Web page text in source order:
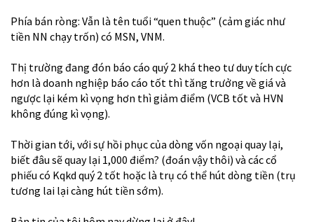
Phía bán ròng: Vẫn là tên tuổi “quen thuộc” (cảm giác như
tiền NN chạy trốn) có MSN, VNM.
Thị trường đang đón báo cáo quý 2 khá theo tư duy tích cực
hơn là doanh nghiệp báo cáo tốt thì tăng trưởng về giá và
ngược lại kém kì vọng hơn thì giảm điểm (VCB tốt và HVN
không đúng kì vọng).
Thời gian tới, với sự hồi phục của dòng vốn ngoại quay lại,
biết đâu sẽ quay lại 1,000 điểm? (đoán vậy thôi) và các cổ
phiếu có Kqkd quý 2 tốt hoặc là trụ có thể hút dòng tiền (trụ
tương lai lại càng hút tiền sớm).